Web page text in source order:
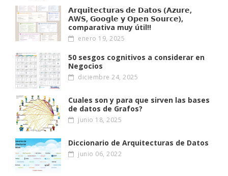
𝗔𝗿𝗾𝘂𝗶𝘁𝗲𝗰𝘁𝘂𝗿𝗮𝘀 𝗱𝗲 𝗗𝗮𝘁𝗼𝘀 (𝗔𝘇𝘂𝗿𝗲,
𝗔W𝗦, 𝗚𝗼𝗼𝗴𝗹𝗲 𝘆 𝗢𝗽𝗲𝗻 𝗦𝗼𝘂𝗿𝗰𝗲),
comparativa muy útil!!
enero 19, 2025
50 sesgos cognitivos a considerar en
Negocios
diciembre 24, 2025
Cuales son y para que sirven las bases
de datos de Grafos?
junio 18, 2025
Diccionario de Arquitecturas de Datos
junio 06, 2022